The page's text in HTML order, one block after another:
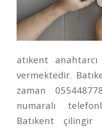
atıkent
vermektedir.
zaman
numaralı
Batıkent